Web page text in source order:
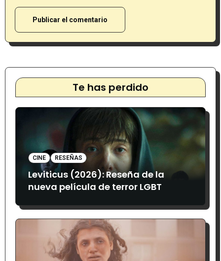
Te has perdido
CINE RESEÑAS
Leviticus (2026): Reseña de la
nueva película de terror LGBT